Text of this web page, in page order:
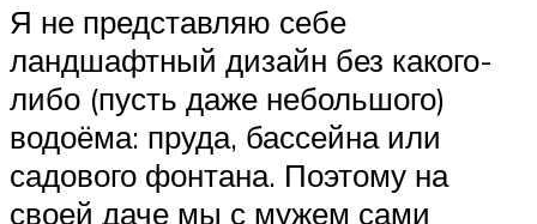
Я не представляю себе
ландшафтный дизайн без какого-
либо (пусть даже небольшого)
водоёма: пруда, бассейна или
садового фонтана. Поэтому на
своей даче мы с мужем сами